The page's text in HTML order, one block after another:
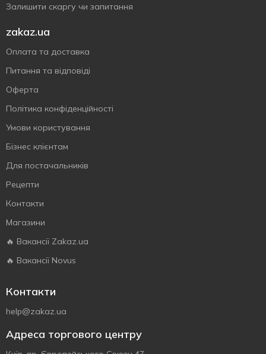
Залишити скаргу чи запитання
zakaz.ua
Оплата та доставка
Питання та відповіді
Оферта
Політика конфіденційності
Умови користування
Бізнес клієнтам
Для постачальників
Рецепти
Контакти
Магазини
🔥 Вакансії Zakaz.ua
🔥 Вакансії Novus
Контакти
help@zakaz.ua
Адреса торгового центру